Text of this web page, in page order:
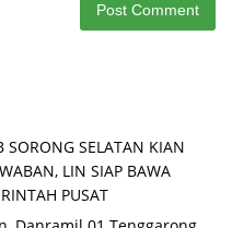
SELATAN KIAN
LIN SIAP BAWA
PUSAT